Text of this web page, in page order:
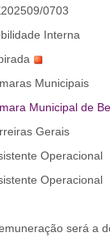
0703
Interna
Municipais
Municipal de
Gerais
Operacional
Operacional
será a